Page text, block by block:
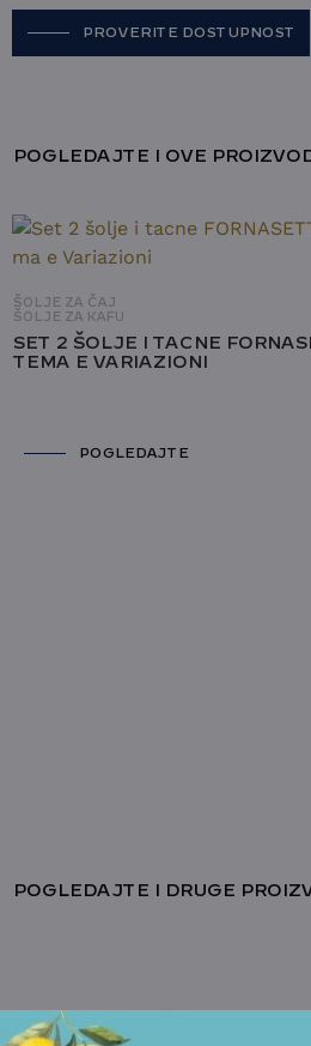
PROVERITE DOSTUPNOST
POGLEDAJTE I OVE
ŠOLJE ZA ČAJ
ŠOLJE ZA KAFU
SET 2 ŠOLJE I TACNE
TEMA E VARIAZIONI
POGLEDAJTE
POGLEDAJTE I DRUGE